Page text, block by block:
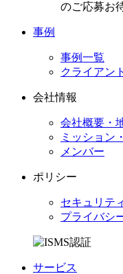
のご応募お
事例
事例一覧
クライアン
会社情報
会社概要・
ミッション
メンバー
ポリシー
セキュリテ
プライバシ
サービス